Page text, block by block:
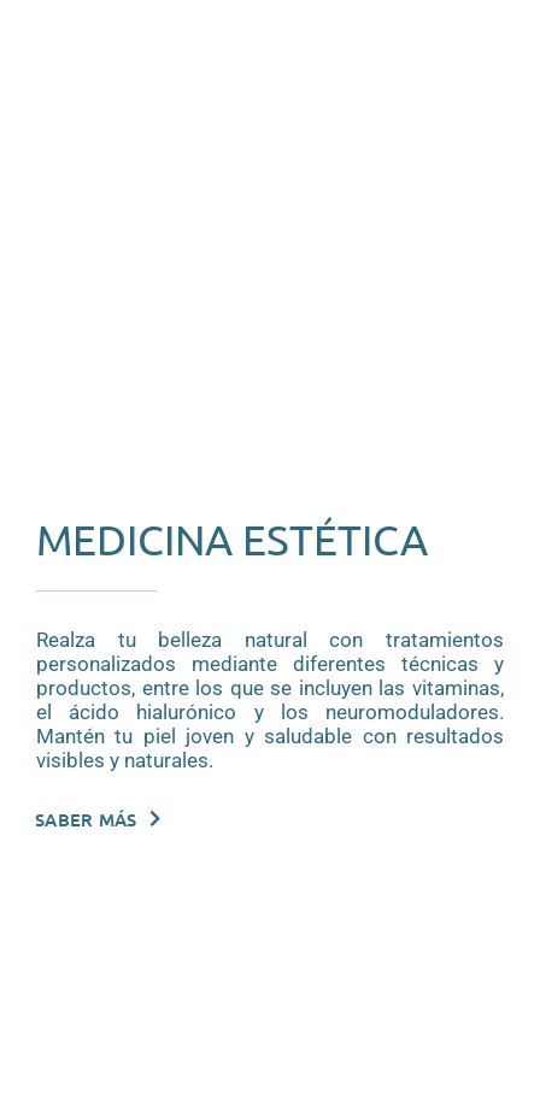
MEDICINA ESTÉTICA
Realza tu belleza natural con tratamientos
personalizados mediante diferentes técnicas y
productos, entre los que se incluyen las vitaminas,
el ácido hialurónico y los neuromoduladores.
Mantén tu piel joven y saludable con resultados
visibles y naturales.
SABER MÁS